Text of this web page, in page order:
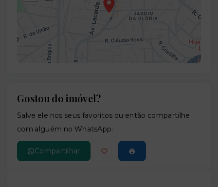
Gostou do imóvel?
Salve ele nos seus favoritos ou então compartilhe
com alguém no WhatsApp:
Compartilhar